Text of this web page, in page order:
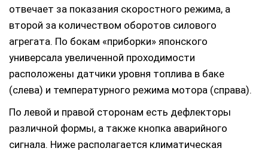
отвечает за показания скоростного режима, а
второй за количеством оборотов силового
агрегата. По бокам «приборки» японского
универсала увеличенной проходимости
расположены датчики уровня топлива в баке
(слева) и температурного режима мотора (справа).
По левой и правой сторонам есть дефлекторы
различной формы, а также кнопка аварийного
сигнала. Ниже располагается климатическая